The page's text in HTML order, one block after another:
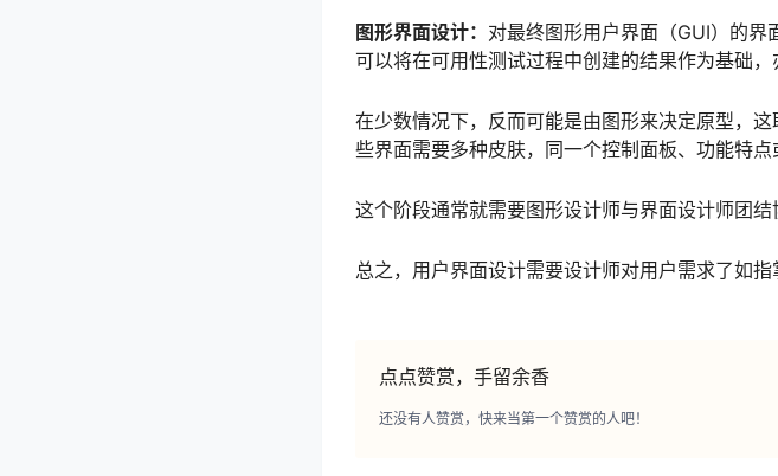
图形界面设计： 对最终图形用户界面（GUI）的界
可以将在可用性测试过程中创建的结果作为基础
在少数情况下，反而可能是由图形来决定原型，
些界面需要多种皮肤，同一个控制面板、功能特点
这个阶段通常就需要图形设计师与界面设计师团结
总之，用户界面设计需要设计师对用户需求了如指
点点赞赏，手留余香
还没有人赞赏，快来当第一个赞赏的人吧！